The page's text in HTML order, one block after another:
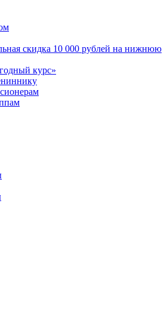
скидка 10 000 рублей на нижнюю
курс»